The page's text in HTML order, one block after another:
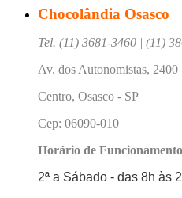
Chocolândia Osasco
Tel. (11) 3681-3460 | (11)
Av. dos Autonomistas, 2400
Centro, Osasco - SP
Cep: 06090-010
Horário de
2ª a Sábado - das 8h às